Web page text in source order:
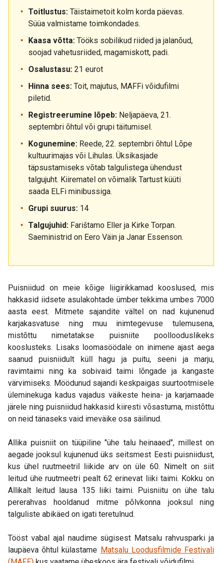
Toitlustus: Täistaimetoit kolm korda päevas.
Süüa valmistame toimkondades.
Kaasa võtta: Tööks sobilikud riided ja jalanõud,
soojad vahetusriided, magamiskott, padi.
Osalustasu: 21 eurot
Hinna sees: Toit, majutus, MAFFi võidufilmi
piletid.
Registreerumine lõpeb: Neljapäeva, 21.
septembri õhtul või grupi täitumisel.
Kogunemine: Reede, 22. septembri õhtul Lõpe
kultuurimajas või Lihulas. Üksikasjade
täpsustamiseks võtab talgulistega ühendust
talgujuht. Kiirematel on võimalik Tartust küüti
saada ELFi minibussiga.
Grupi suurus: 14
Talgujuhid: Farištamo Eller ja Kirke Torpan.
Saeministrid on Eero Väin ja Janar Essenson.
Puisniidud on meie kõige liigirikkamad kooslused, mis
hakkasid iidsete asulakohtade ümber tekkima umbes 7000
aasta eest. Mitmete sajandite vältel on nad kujunenud
karjakasvatuse ning muu inimtegevuse tulemusena,
mistõttu nimetatakse puisniite poollooduslikeks
kooslusteks. Lisaks loomasöödale on inimene ajast aega
saanud puisniidult küll hagu ja puitu, seeni ja marju,
ravimtaimi ning ka sobivaid taimi lõngade ja kangaste
värvimiseks. Möödunud sajandi keskpaigas suurtootmisele
üleminekuga kadus vajadus väikeste heina- ja karjamaade
järele ning puisniidud hakkasid kiiresti võsastuma, mistõttu
on neid tänaseks vaid imeväike osa säilinud.
Allika puisniit on tüüpiline "ühe talu heinaaed", millest on
aegade jooksul kujunenud üks seitsmest Eesti puisniidust,
kus ühel ruutmeetril liikide arv on üle 60. Nimelt on siit
leitud ühe ruutmeetri pealt 62 erinevat liiki taimi. Kokku on
Allikalt leitud lausa 135 liiki taimi. Puisniitu on ühe talu
pererahvas hooldanud mitme põlvkonna jooksul ning
talguliste abikäed on igati teretulnud.
Tööst vabal ajal naudime sügisest Matsalu rahvusparki ja
laupäeva õhtul külastame Matsalu Loodusfilmide Festivali